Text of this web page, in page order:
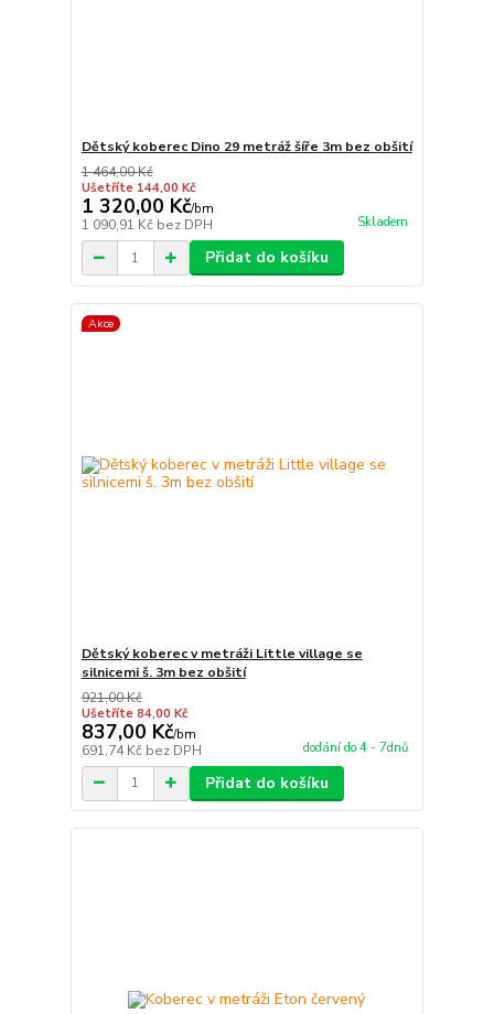
Dětský koberec Dino 29 metráž šíře 3m bez obšití
1 464,00 Kč
Ušetříte 144,00 Kč
1 320,00 Kč/bm
1 090,91 Kč bez DPH Skladem
Přidat do košíku
Akce
Dětský koberec v metráži Little village se
silnicemi š. 3m bez obšití
921,00 Kč
Ušetříte 84,00 Kč
837,00 Kč/bm
691,74 Kč bez DPH dodání do 4 - 7dnů
Přidat do košíku